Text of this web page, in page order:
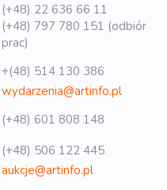
(+48) 22 636 66 11
(+48) 797 780 151 (odbiór
prac)
+(48) 514 130 386
wydarzenia@artinfo.pl
(+48) 601 808 148
(+48) 506 122 445
aukcje@artinfo.pl